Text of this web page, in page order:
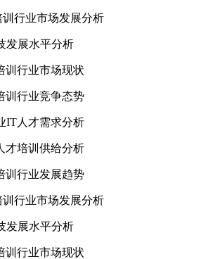
训行业市场发展分析
发展水平分析
训行业市场现状
训行业竞争态势
IT人才需求分析
才培训供给分析
训行业发展趋势
训行业市场发展分析
发展水平分析
训行业市场现状